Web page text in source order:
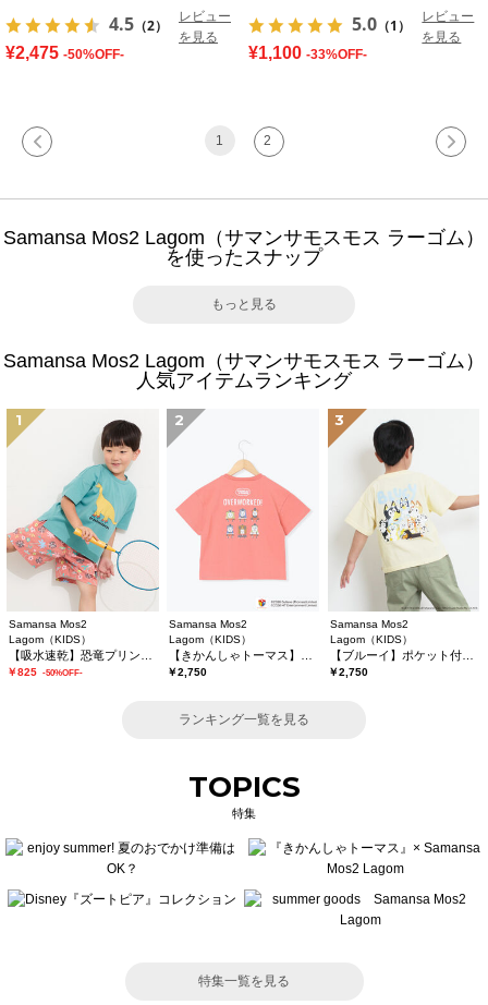
4.5 （2）
レビュー
を見る
¥2,475 -50%OFF-
5.0 （1）
レビュー
を見る
¥1,100 -33%OFF-
1 2
Samansa Mos2 Lagom（サマンサモスモス ラーゴム）
を使ったスナップ
もっと見る
Samansa Mos2 Lagom（サマンサモスモス ラーゴム）
人気アイテムランキング
1
Samansa Mos2
Lagom（KIDS）
￥825 -50%OFF-
2
Samansa Mos2
Lagom（KIDS）
￥2,750
3
Samansa Mos2
Lagom（KIDS）
【ブルーイ】ポケット付きプリントTシャツ
￥2,750
ランキング一覧を見る
TOPICS
特集
特集一覧を見る